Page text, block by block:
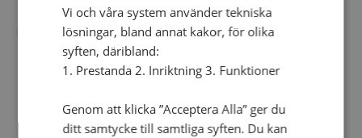
5 september-6 september
Styrelsedagar SAM &
SAU
Vi och våra system använder tekniska
lösningar, bland annat kakor, för olika
syften, däribland:
1. Prestanda 2. Inriktning 3. Funktioner
Genom att klicka ”Acceptera Alla” ger du
ditt samtycke till samtliga syften. Du kan